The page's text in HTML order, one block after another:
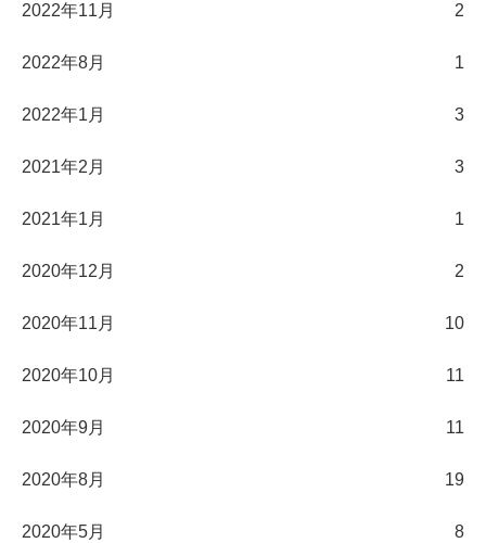
2022年11月 2
2022年8月 1
2022年1月 3
2021年2月 3
2021年1月 1
2020年12月 2
2020年11月 10
2020年10月 11
2020年9月 11
2020年8月 19
2020年5月 8